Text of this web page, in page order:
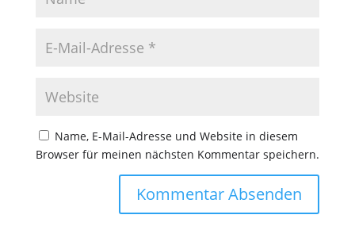
Name, E-Mail-Adresse und Website in diesem
Browser für meinen nächsten Kommentar speichern.